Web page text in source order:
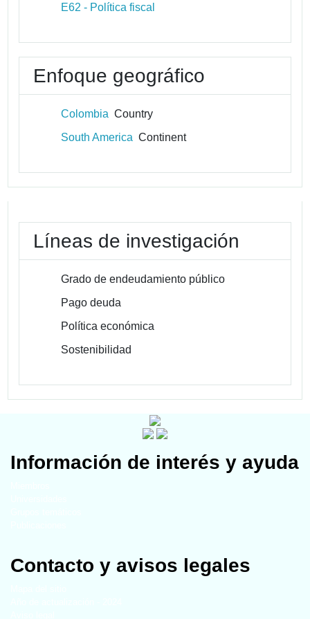
E62 - Política fiscal
Enfoque geográfico
Colombia Country
South America Continent
Líneas de investigación
Grado de endeudamiento público
Pago deuda
Política económica
Sostenibilidad
Información de interés y ayuda
Contacto y avisos legales